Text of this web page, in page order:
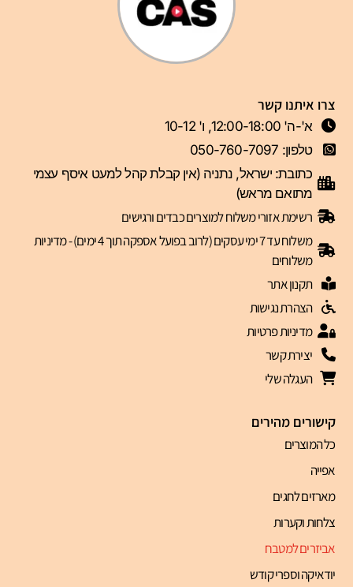
קישורים מהירים
כל המוצרים
אפייה
מארזים לחגים
צלחות וקערות
אביזרים למטבח
יודאיקה וספרי קודש
צרו איתנו קשר
א'-ה' 12:00-18:00, ו' 10-12
טלפון: 050-760-7097
כתובת: ישראל, נתניה (אין קבלת קהל למעט איסף עצמי
מתואם מראש)
רשימת אזורי משלוח למוצרים כבדים ורגישים
משלוח עד 7 ימי עסקים (לרוב בפועל אספקה תוך 4 ימים) - מדיניות
משלוחים
תקנון אתר
הצהרת נגישות
מדיניות פרטיות
יצירת קשר
העגלה שלי